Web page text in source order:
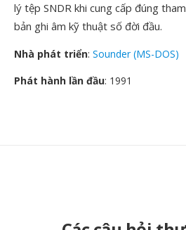
lý tệp SNDR khi cung cấp đúng
bản ghi âm kỹ thuật số đời đầu.
Nhà phát triển: Sounder (MS-DOS)
Phát hành lần đầu: 1991